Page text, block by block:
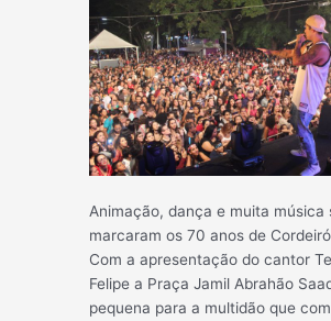
Animação, dança e muita música
marcaram os 70 anos de
Com a apresentação do cantor
Felipe a Praça Jamil Abrahão
pequena para a multidão que